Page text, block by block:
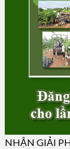
NHẬN GIẢI